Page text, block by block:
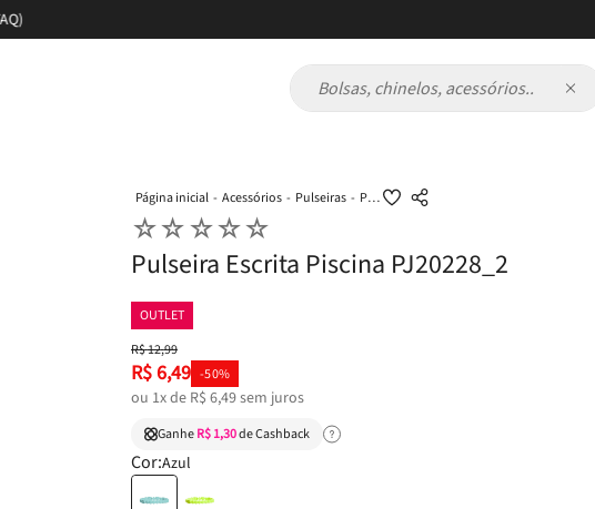
Bolsas, chinelos, acessórios...
Acessórios Pulseiras Pulseira Escrita Piscina PJ20228_2
☆☆☆☆☆
Pulseira Escrita Piscina PJ20228_2
OUTLET
R$12,99
R$6,49 -50%
ou 1x de R$ 6,49sem juros
GanheR$ 1,30de Cashback
Cor:Azul